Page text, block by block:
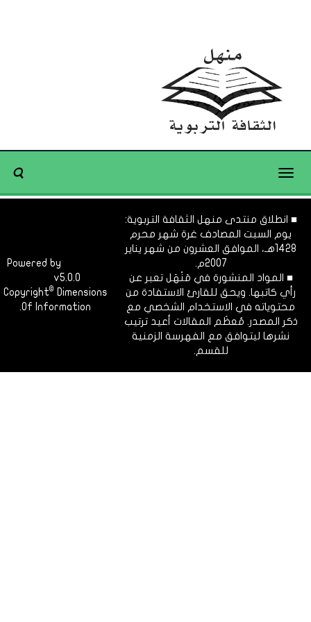
Toggle
■ انطلاق منتدى منهل الثقافة التربوية:
يوم السبت المصادف غرة شهر محرم
1428هـ، الموافق العشرون من شهر يناير
2007م.
■ المواد المنشورة في مَنْهَل تعبر عن
رأي كاتبها. ويحق للقارئ الاستفادة من
محتوياته في الاستخدام الشخصي مع
ذكر المصدر. مُعظَم المقالات أعيد ترتيب
نشرها ليتوافق مع الفهرسة الزمنية
للقسم.
Powered by
v5.0.0
Copyright©
Dimensions
Of Information.